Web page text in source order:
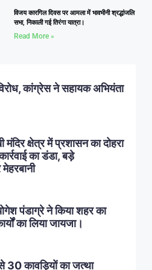
विजय कारगिल दिवस पर आमला में भावभीनी श्रद्धांजलि
सभा, निकाली गई तिरंगा यात्रा।
Read More »
कांग्रेस ने सहायक अभियंता
क्षेत्र में प्रशासन का दोहरा
का डंडा, बड़े
पंडाग्रे ने किया शहर का
का लिया जायजा।
30 कावड़ियों का जत्था